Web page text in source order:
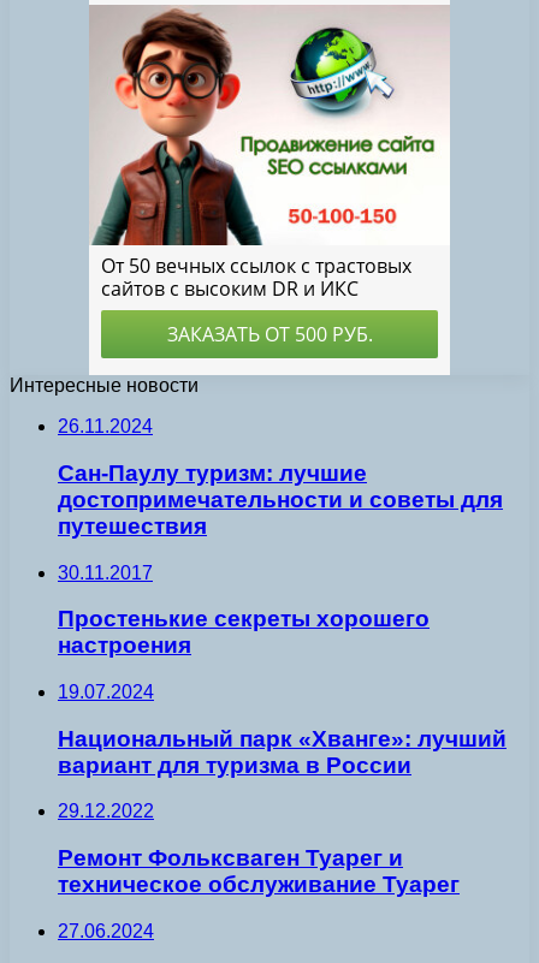
Интересные новости
26.11.2024
Сан-Паулу туризм: лучшие
достопримечательности и советы для
путешествия
30.11.2017
Простенькие секреты хорошего
настроения
19.07.2024
Национальный парк «Хванге»: лучший
вариант для туризма в России
29.12.2022
Ремонт Фольксваген Туарег и
техническое обслуживание Туарег
27.06.2024